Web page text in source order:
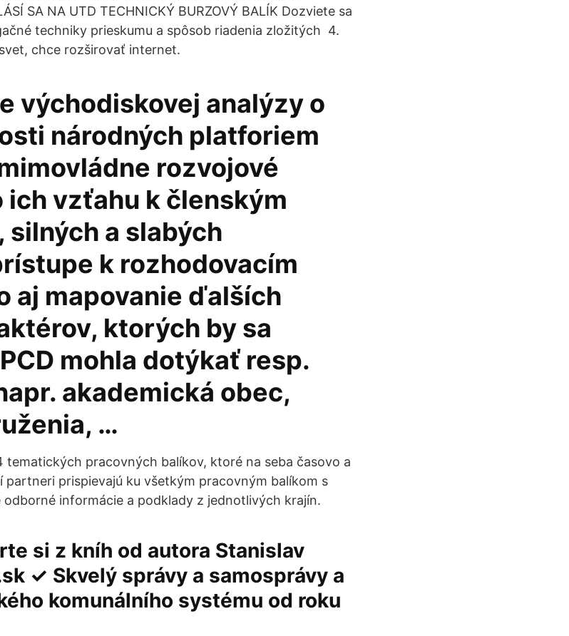
SA NA UTD TECHNICKÝ BURZOVÝ BALÍK Dozviete sa
techniky prieskumu a spôsob riadenia zložitých 4.
chce rozširovať internet.
východiskovej analýzy o
národných platforiem
rozvojové
ich vzťahu k členským
silných a slabých
k rozhodovacím
aj mapovanie ďalších
ktorých by sa
mohla dotýkať resp.
akademická obec,
…
pracovných balíkov, ktoré na seba časovo a
partneri prispievajú ku všetkým pracovným balíkom s
informácie a podklady z jednotlivých krajín.
si z kníh od autora Stanislav
✓ Skvelý správy a samosprávy a
komunálního systému od roku